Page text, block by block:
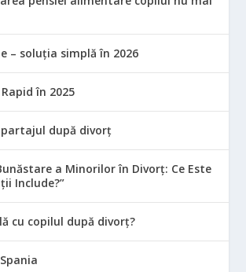
– soluția simplă în 2026
în 2025
după divorț
a Minorilor în Divorț: Ce Este
Include?”
cu copilul după divorț?